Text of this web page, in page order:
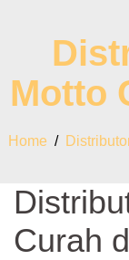
Motto
Home /
Curah